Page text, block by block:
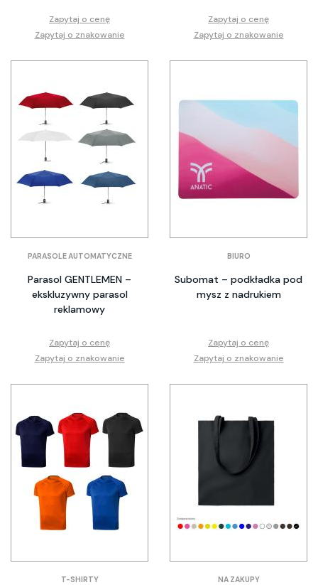
Zapytaj o cenę
Zapytaj o znakowanie
Zapytaj o cenę
Zapytaj o znakowanie
PARASOLE AUTOMATYCZNE
Parasol GENTLEMEN –
ekskluzywny parasol
reklamowy
Zapytaj o cenę
Zapytaj o znakowanie
BIURO
Subomat – podkładka pod
mysz z nadrukiem
Zapytaj o cenę
Zapytaj o znakowanie
T-SHIRTY NA ZAKUPY